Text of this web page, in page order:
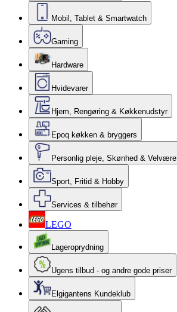
Mobil, Tablet & Smartwatch
Gaming
Hardware
Hvidevarer
Hjem, Rengøring & Køkkenudstyr
Epoq køkken & bryggers
Personlig pleje, Skønhed & Velvære
Sport, Fritid & Hobby
Services & tilbehør
LEGO
Lageroprydning
Ugens tilbud - og andre gode priser
Elgigantens Kundeklub